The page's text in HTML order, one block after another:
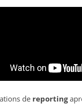
de reporting